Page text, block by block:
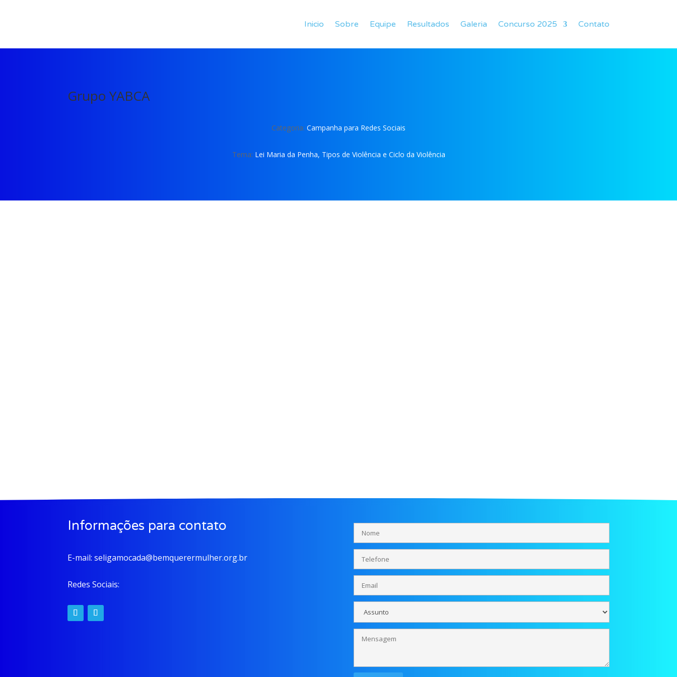
Inicio Sobre Equipe Resultados Galeria Concurso 2025 Contato
Grupo YABCA
Categoria: Campanha para Redes Sociais
Tema: Lei Maria da Penha, Tipos de Violência e Ciclo da Violência
Informações para contato
E-mail:seligamocada@bemquerermulher.org.br
Redes Sociais: